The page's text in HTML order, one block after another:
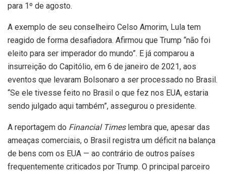
para 1º de agosto.
A exemplo de seu conselheiro Celso Amorim, Lula tem
reagido de forma desafiadora. Afirmou que Trump “não foi
eleito para ser imperador do mundo”. E já comparou a
insurreição do Capitólio, em 6 de janeiro de 2021, aos
eventos que levaram Bolsonaro a ser processado no Brasil.
“Se ele tivesse feito no Brasil o que fez nos EUA, estaria
sendo julgado aqui também”, assegurou o presidente.
A reportagem do Financial Timeslembra que, apesar das
ameaças comerciais, o Brasil registra um déficit na balança
de bens com os EUA — ao contrário de outros países
frequentemente criticados por Trump. O principal parceiro